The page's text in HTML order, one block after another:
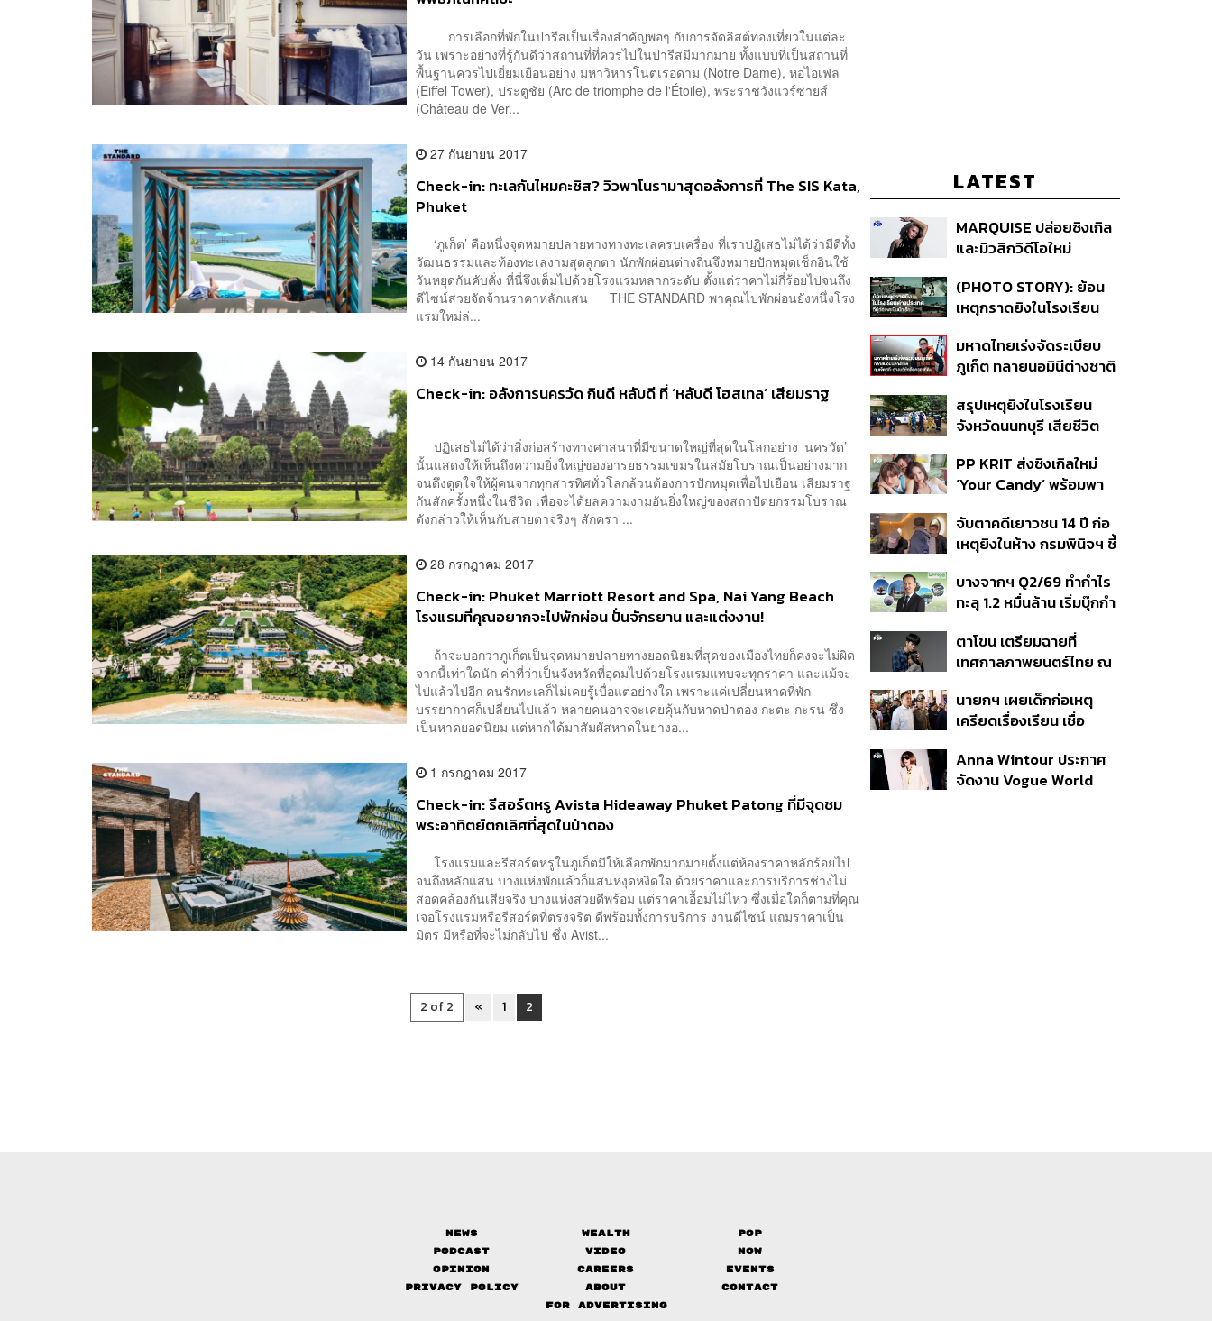
การเลือกที่พักในปารีสเป็นเรื่องสำคัญพอๆ กับการจัดลิสต์ท่องเที่ยวในแต่ละ
วัน เพราะอย่างที่รู้กันดีว่าสถานที่ที่ควรไปในปารีสมีมากมาย ทั้งแบบที่เป็นสถานที่
พื้นฐานควรไปเยี่ยมเยือนอย่าง มหาวิหารโนตเรอดาม (Notre Dame), หอไอเฟล
(Eiffel Tower), ประตูชัย (Arc de triomphe de l'Étoile), พระราชวังแวร์ซายส์
(Château de Ver...
27 กันยายน 2017
Check-in: ทะเลกันไหมคะซิส? วิวพาโนรามาสุดอลังการที่ The SIS Kata,
Phuket
‘ภูเก็ต’ คือหนึ่งจุดหมายปลายทางทางทะเลครบเครื่อง ที่เราปฏิเสธไม่ได้ว่ามีดีทั้ง
วัฒนธรรมและท้องทะเลงามสุดลูกตา นักพักผ่อนต่างถิ่นจึงหมายปักหมุดเช็กอินใช้
วันหยุดกันคับคั่ง ที่นี่จึงเต็มไปด้วยโรงแรมหลากระดับ ตั้งแต่ราคาไม่กี่ร้อยไปจนถึง
ดีไซน์สวยจัดจ้านราคาหลักแสน THE STANDARD พาคุณไปพักผ่อนยังหนึ่งโรง
แรมใหม่ล่...
14 กันยายน 2017
Check-in: อลังการนครวัด กินดี หลับดี ที่ ‘หลับดี โฮสเทล’ เสียมราฐ
ปฏิเสธไม่ได้ว่าสิ่งก่อสร้างทางศาสนาที่มีขนาดใหญ่ที่สุดในโลกอย่าง ‘นครวัด’
นั้นแสดงให้เห็นถึงความยิ่งใหญ่ของอารยธรรมเขมรในสมัยโบราณเป็นอย่างมาก
จนดึงดูดใจให้ผู้คนจากทุกสารทิศทั่วโลกล้วนต้องการปักหมุดเพื่อไปเยือน เสียมราฐ
กันสักครั้งหนึ่งในชีวิต เพื่อจะได้ยลความงามอันยิ่งใหญ่ของสถาปัตยกรรมโบราณ
ดังกล่าวให้เห็นกับสายตาจริงๆ สักครา ...
28 กรกฎาคม 2017
Check-in: Phuket Marriott Resort and Spa, Nai Yang Beach
โรงแรมที่คุณอยากจะไปพักผ่อน ปั่นจักรยาน และแต่งงาน!
ถ้าจะบอกว่าภูเก็ตเป็นจุดหมายปลายทางยอดนิยมที่สุดของเมืองไทยก็คงจะไม่ผิด
จากนี้เท่าใดนัก ค่าที่ว่าเป็นจังหวัดที่อุดมไปด้วยโรงแรมแทบจะทุกราคา และแม้จะ
ไปแล้วไปอีก คนรักทะเลก็ไม่เคยรู้เบื่อแต่อย่างใด เพราะแค่เปลี่ยนหาดที่พัก
บรรยากาศก็เปลี่ยนไปแล้ว หลายคนอาจจะเคยคุ้นกับหาดป่าตอง กะตะ กะรน ซึ่ง
เป็นหาดยอดนิยม แต่หากได้มาสัมผัสหาดในยางอ...
1 กรกฎาคม 2017
Check-in: รีสอร์ตหรู Avista Hideaway Phuket Patong ที่มีจุดชม
พระอาทิตย์ตกเลิศที่สุดในป่าตอง
โรงแรมและรีสอร์ตหรูในภูเก็ตมีให้เลือกพักมากมายตั้งแต่ห้องราคาหลักร้อยไป
จนถึงหลักแสน บางแห่งพักแล้วก็แสนหงุดหงิดใจ ด้วยราคาและการบริการช่างไม่
สอดคล้องกันเสียจริง บางแห่งสวยดีพร้อม แต่ราคาเอื้อมไม่ไหว ซึ่งเมื่อใดก็ตามที่คุณ
เจอโรงแรมหรือรีสอร์ตที่ตรงจริต ดีพร้อมทั้งการบริการ งานดีไซน์ แถมราคาเป็น
มิตร มีหรือที่จะไม่กลับไป ซึ่ง Avist...
2 of 2 « 1 2
LATEST
MARQUISE ปล่อยซิงเกิล
และมิวสิกวิดีโอใหม่
สัมพันธ์สุด Toxic
(PHOTO STORY): ย้อน
เหตุกราดยิงในโรงเรียน
นักเรียน
มหาดไทยเร่งจัดระเบียบ
ภูเก็ต ทลายนอมินีต่างชาติ
ที่ดิน เคลียร์ใบอนุญาต
โรงแรมค้าง 7 ปี
สรุปเหตุยิงในโรงเรียน
จังหวัดนนทบุรี เสียชีวิต
ปมค้นประวัติคดีกราดยิงที่
สหรัฐฯ
PP KRIT ส่งซิงเกิลใหม่
‘Your Candy’ พร้อมพา
สิกวิดีโอ
จับตาคดีเยาวชน 14 ปี ก่อ
เหตุยิงในห้าง กรมพินิจฯ ชี้
เนื่อง ประเมินปล่อยตัว
บางจากฯ Q2/69 ทำกำไร
ทะลุ 1.2 หมื่นล้าน เริ่มบุ๊กกำ
แรก หนุนรายได้ครึ่งปีทะลุ
3.2 แสนล้าน
ตาโขน เตรียมฉายที่
เทศกาลภาพยนตร์ไทย ณ
นายกฯ เผยเด็กก่อเหตุ
เครียดเรื่องเรียน เชื่อ
กระสุนอีกกว่า 30 นัด หาก
ไม่จบชีวิตตัวเองอาจสูญ
Anna Wintour ประกาศ
จัดงาน Vogue World
News Wealth
Pop
Podcast
Video
Now
Opinion
Careers
Events
Privacy Policy
About
Contact
FOR ADVERTISING